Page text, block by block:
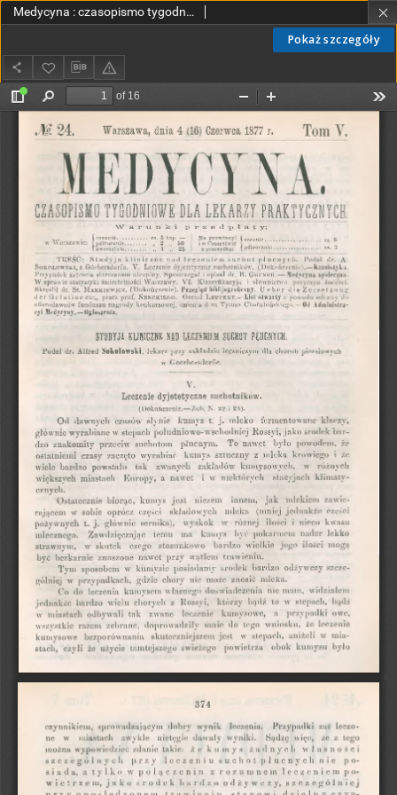
Pokaż szczegóły
Medycyna : czasopismo tygodniowe dla lekarzy praktycznych 1877, T. V, nr 24